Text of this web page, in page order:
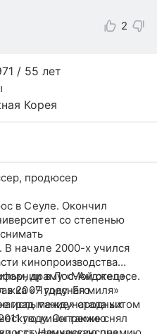
2
/ 55 лет
Корея
продюсер
в Сеуле. Окончил
со степенью
начале 2000-х учился
кинопроизводства
в Лос-Анджелесе.
«Чудесная миля»
международных
кинопремию
драму «Мой отец»,
в 2007 году. Его
испытание» стала хитом
году. Он также снял